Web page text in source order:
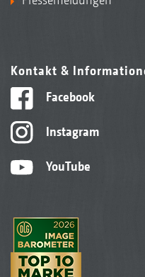
Kontakt &
Facebook
Instagram
YouTube